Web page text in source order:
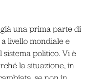
una prima parte di
livello mondiale e
politico. Vi è
la situazione, in